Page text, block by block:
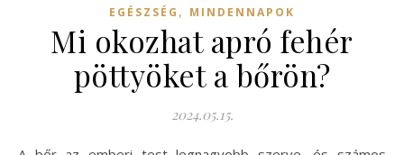
EGÉSZSÉG , MINDENNAPOK
Mi okozhat apró fehér
pöttyöket a bőrön?
2024.05.15.